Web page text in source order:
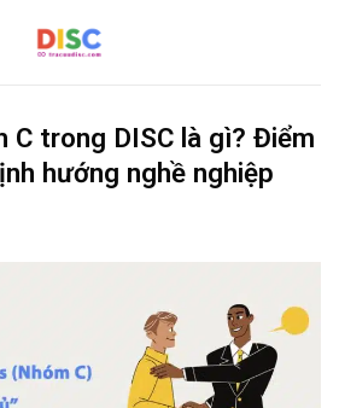
C trong DISC là gì? Điểm
hướng nghề nghiệp